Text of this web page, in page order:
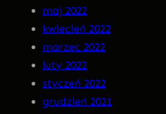
maj 2022
kwiecień 2022
marzec 2022
luty 2022
styczeń 2022
grudzień 2021